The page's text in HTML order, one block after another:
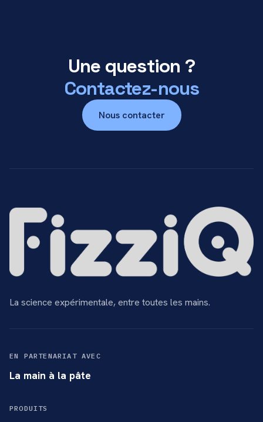
Une question ?
Contactez-nous
Nous contacter
La science expérimentale, entre toutes les mains.
EN PARTENARIAT AVEC
La main à la pâte
PRODUITS